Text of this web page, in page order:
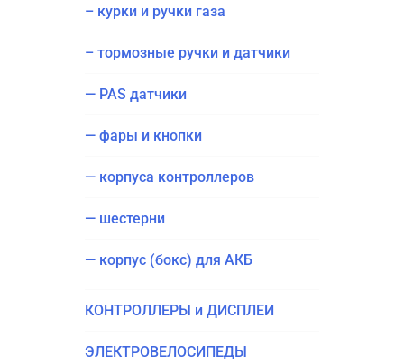
– кур­ки и руч­ки газа
– тор­моз­ные руч­ки и датчики
— PAS датчики
— фары и кнопки
— кор­пу­са контроллеров
— шестер­ни
— кор­пус (бокс) для АКБ
КОН­ТРОЛ­ЛЕ­РЫ и ДИСПЛЕИ
ЭЛЕК­ТРО­ВЕ­ЛО­СИ­ПЕ­ДЫ